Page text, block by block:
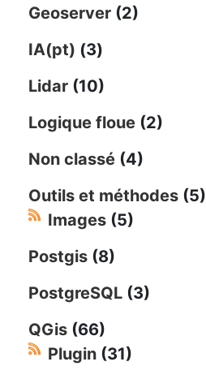
Geoserver (2)
IA(pt) (3)
Lidar (10)
Logique floue (2)
Non classé (4)
Outils et méthodes (5)
Images (5)
Postgis (8)
PostgreSQL (3)
QGis (66)
Plugin (31)